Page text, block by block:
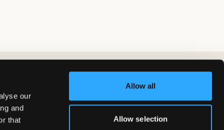
our
and
that
Allow all
Allow selection